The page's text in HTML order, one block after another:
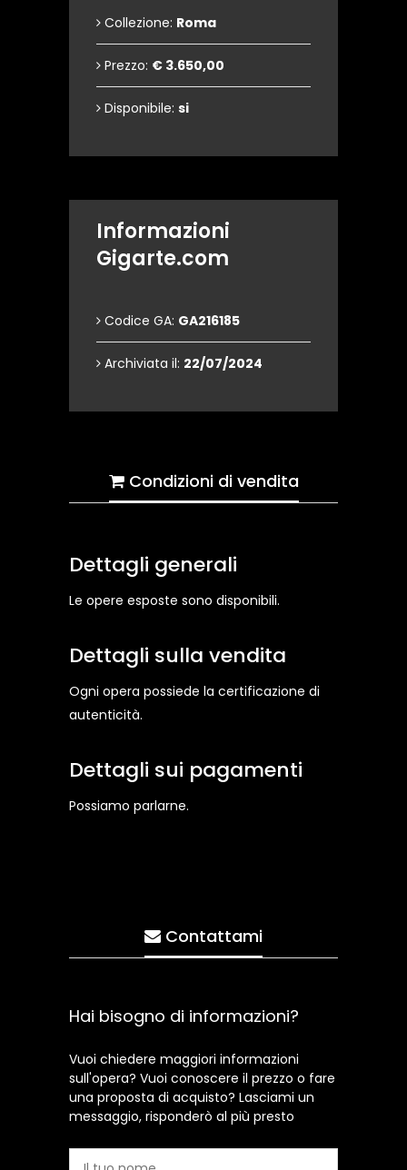
Collezione: Roma
Prezzo: € 3.650,00
Disponibile: si
Informazioni
Gigarte.com
Codice GA: GA216185
Archiviata il: 22/07/2024
Condizioni di vendita
Dettagli generali
Le opere esposte sono disponibili.
Dettagli sulla vendita
Ogni opera possiede la certificazione di
autenticità.
Dettagli sui pagamenti
Possiamo parlarne.
Contattami
Hai bisogno di informazioni?
Vuoi chiedere maggiori informazioni
sull'opera? Vuoi conoscere il prezzo o fare
una proposta di acquisto? Lasciami un
messaggio, risponderò al più presto